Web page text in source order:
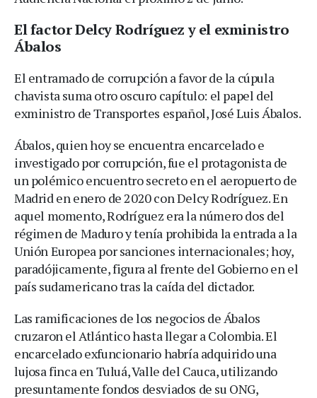
El factor Delcy Rodríguez y el exministro
Ábalos
El entramado de corrupción a favor de la cúpula
chavista suma otro oscuro capítulo: el papel del
exministro de Transportes español, José Luis Ábalos.
Ábalos, quien hoy se encuentra encarcelado e
investigado por corrupción, fue el protagonista de
un polémico encuentro secreto en el aeropuerto de
Madrid en enero de 2020 con Delcy Rodríguez. En
aquel momento, Rodríguez era la número dos del
régimen de Maduro y tenía prohibida la entrada a la
Unión Europea por sanciones internacionales; hoy,
paradójicamente, figura al frente del Gobierno en el
país sudamericano tras la caída del dictador.
Las ramificaciones de los negocios de Ábalos
cruzaron el Atlántico hasta llegar a Colombia. El
encarcelado exfuncionario habría adquirido una
lujosa finca en Tuluá, Valle del Cauca, utilizando
presuntamente fondos desviados de su ONG,